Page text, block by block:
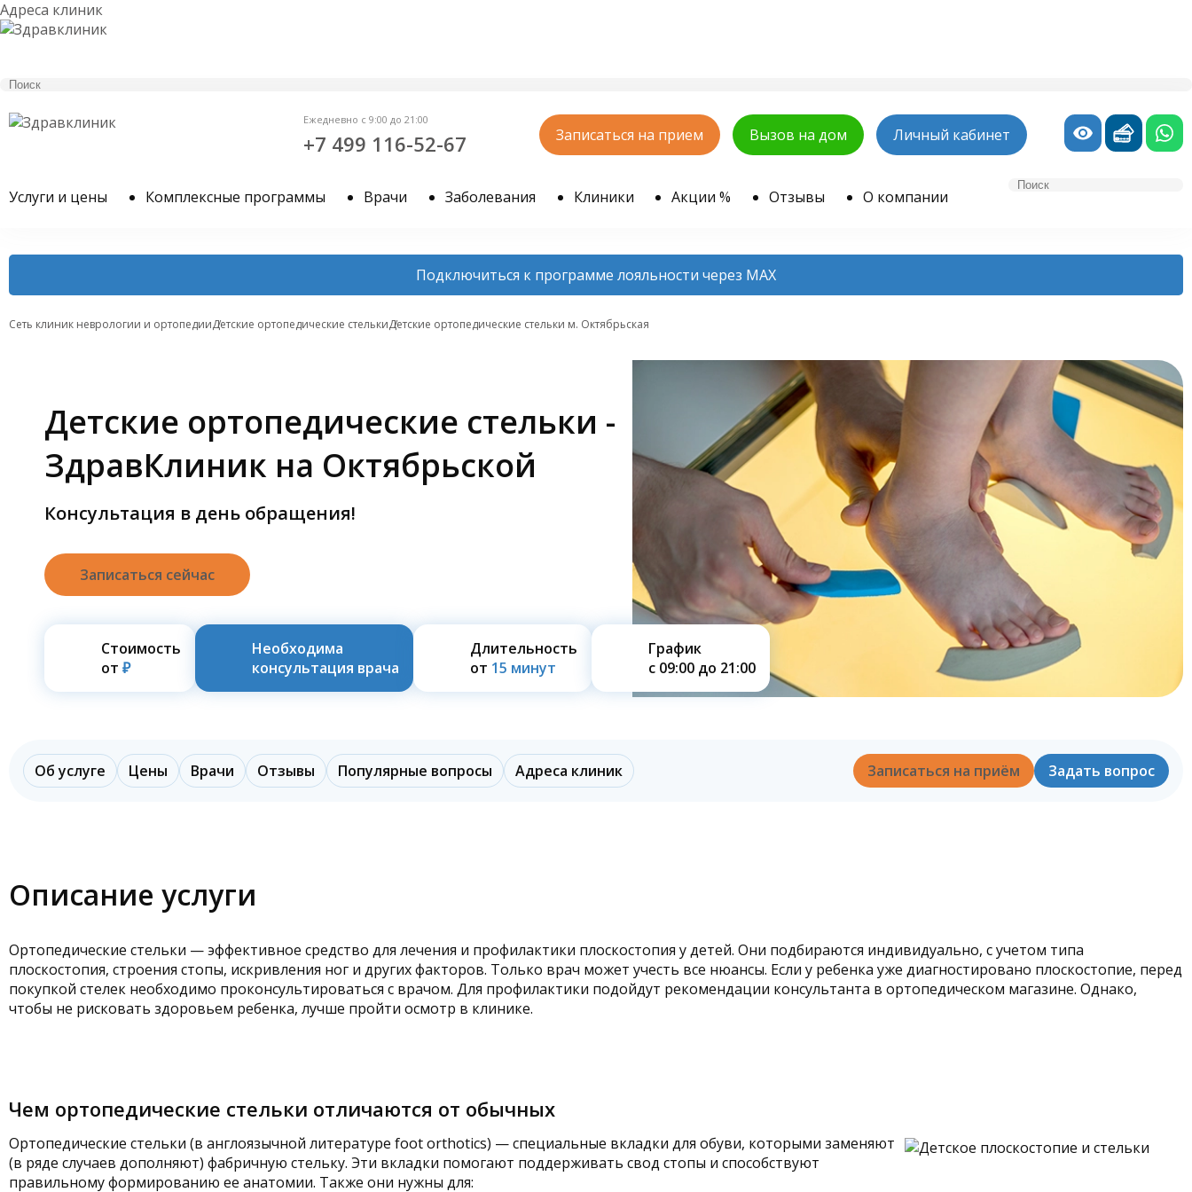
Адреса клиник
Ежедневно с 9:00 до 21:00
+7 499 116-52-67 Записаться на прием Вызов на дом Личный кабинет
Услуги и цены Комплексные программы Врачи Заболевания Клиники Акции % Отзывы О компании
Подключиться к программе лояльности через MAX
Сеть клиник неврологии и ортопедииДетские ортопедические стелькиДетские ортопедические стельки м. Октябрьская
Детские ортопедические стельки -
ЗдравКлиник на Октябрьской
Консультация в день обращения!
Записаться сейчас
Стоимость
от ₽
Необходима
консультация врача
Длительность
от 15 минут
График
с 09:00 до 21:00
Об услуге Цены Врачи Отзывы Популярные вопросы Адреса клиник Записаться на приём Задать вопрос
Описание услуги
Ортопедические стельки — эффективное средство для лечения и профилактики плоскостопия у детей. Они подбираются индивидуально, с учетом типа
плоскостопия, строения стопы, искривления ног и других факторов. Только врач может учесть все нюансы. Если у ребенка уже диагностировано плоскостопие, перед
покупкой стелек необходимо проконсультироваться с врачом. Для профилактики подойдут рекомендации консультанта в ортопедическом магазине. Однако,
чтобы не рисковать здоровьем ребенка, лучше пройти осмотр в клинике.
Чем ортопедические стельки отличаются от обычных
Ортопедические стельки (в англоязычной литературе foot orthotics) — специальные вкладки для обуви, которыми заменяют
(в ряде случаев дополняют) фабричную стельку. Эти вкладки помогают поддерживать свод стопы и способствуют
правильному формированию ее анатомии. Также они нужны для: